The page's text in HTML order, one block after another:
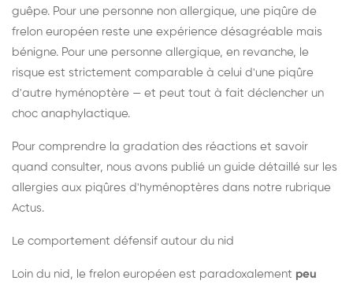
guêpe. Pour une personne non allergique, une piqûre de
frelon européen reste une expérience désagréable mais
bénigne. Pour une personne allergique, en revanche, le
risque est strictement comparable à celui d'une piqûre
d'autre hyménoptère — et peut tout à fait déclencher un
choc anaphylactique.
Pour comprendre la gradation des réactions et savoir
quand consulter, nous avons publié un guide détaillé sur les
allergies aux piqûres d'hyménoptères dans notre rubrique
Actus.
Le comportement défensif autour du nid
Loin du nid, le frelon européen est paradoxalement peu